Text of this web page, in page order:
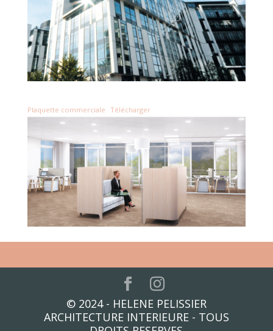
Plaquette commerciale Télécharger
© 2024 - HELENE PELISSIER
ARCHITECTURE INTERIEURE - TOUS